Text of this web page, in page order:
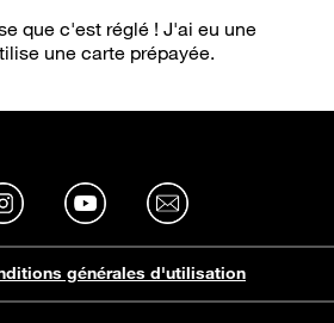
que c'est réglé ! J'ai eu une
une carte prépayée.
générales d'utilisation